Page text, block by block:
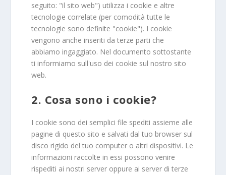
seguito: "il sito web") utilizza i cookie e altre
tecnologie correlate (per comodità tutte le
tecnologie sono definite "cookie"). I cookie
vengono anche inseriti da terze parti che
abbiamo ingaggiato. Nel documento sottostante
ti informiamo sull'uso dei cookie sul nostro sito
web.
2. Cosa sono i cookie?
I cookie sono dei semplici file spediti assieme alle
pagine di questo sito e salvati dal tuo browser sul
disco rigido del tuo computer o altri dispositivi. Le
informazioni raccolte in essi possono venire
rispediti ai nostri server oppure ai server di terze